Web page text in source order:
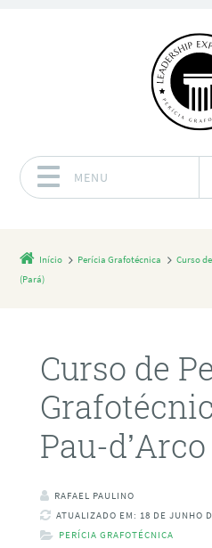
MENU
Início Perícia Grafotécnica
Curso
(Pará)
Curso de
Pau-
RAFAEL PAULINO
ATUALIZADO EM: 18 DE JUNHO
PERÍCIA GRAFOTÉCNICA